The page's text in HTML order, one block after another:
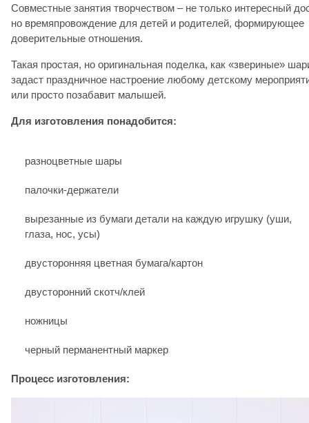
Совместные занятия творчеством – не только интересный
но времяпровождение для детей и родителей, формирующее
доверительные отношения.
Такая простая, но оригинальная поделка, как «звериные»
задаст праздничное настроение любому детскому
или просто позабавит малышей.
Для изготовления понадобится:
разноцветные шары
палочки-держатели
вырезанные из бумаги детали на каждую игрушку (уши,
глаза, нос, усы)
двусторонняя цветная бумага/картон
двусторонний скотч/клей
ножницы
черный перманентный маркер
Процесс изготовления: